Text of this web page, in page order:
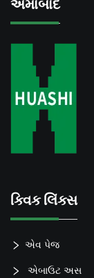
અમાબાદ
ક્વિક લિંક્સ
એવ પેજ
એબાઉટ અસ